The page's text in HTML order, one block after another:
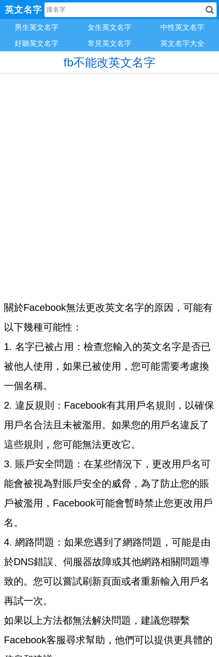
英文名字
男生英文名字 女生英文名字
中性英文名字
好聽英文名字
常見英文名字 英文名字大全
fb不能改英文名字
關於Facebook無法更改英文名字的原因，可能有
以下幾種可能性：
1. 名字已被占用：檢查您輸入的英文名字是否已
被他人使用，如果已被使用，您可能需要考慮換
一個名稱。
2. 違反規則：Facebook有其用戶名規則，以確保
用戶名合法且未被濫用。如果您的用戶名違反了
這些規則，您可能無法更改它。
3. 賬戶安全問題：在某些情況下，更改用戶名可
能會被視為對賬戶安全的威脅，為了防止您的賬
戶被濫用，Facebook可能會暫時禁止您更改用戶
名。
4. 網路問題：如果您遇到了網路問題，可能是由
於DNS錯誤、伺服器故障或其他網路相關問題導
致的。您可以嘗試刷新頁面或者重新輸入用戶名
再試一次。
如果以上方法都無法解決問題，建議您聯繫
Facebook客服尋求幫助，他們可以提供更具體的